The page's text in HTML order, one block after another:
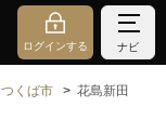
ログインする ナビ
つくば市 花島新田